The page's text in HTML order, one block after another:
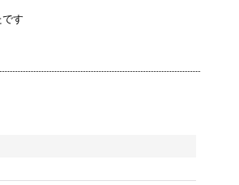
す